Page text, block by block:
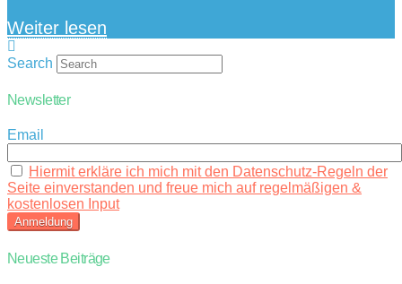
Weiter lesen
Search
Newsletter
Email
Hiermit erkläre ich mich mit den Datenschutz-Regeln der
Seite einverstanden und freue mich auf regelmäßigen &
kostenlosen Input
Neueste Beiträge